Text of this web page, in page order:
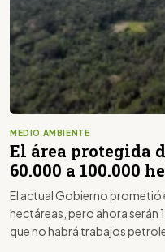
MEDIO AMBIENTE
El área protegida
60.000 a 100.000
El actual Gobierno prometió
hectáreas, pero ahora serán
que no habrá trabajos